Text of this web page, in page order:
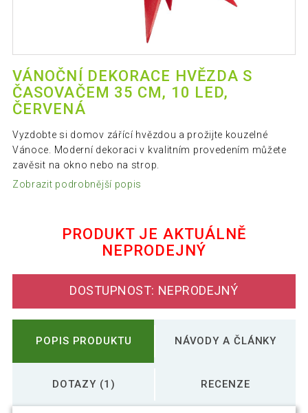
VÁNOČNÍ DEKORACE HVĚZDA S
ČASOVAČEM 35 CM, 10 LED,
ČERVENÁ
Vyzdobte si domov zářící hvězdou a prožijte kouzelné
Vánoce. Moderní dekoraci v kvalitním provedením můžete
zavěsit na okno nebo na strop.
Zobrazit podrobnější popis
PRODUKT JE AKTUÁLNĚ
NEPRODEJNÝ
DOSTUPNOST: NEPRODEJNÝ
POPIS PRODUKTU NÁVODY A ČLÁNKY
DOTAZY (1) RECENZE